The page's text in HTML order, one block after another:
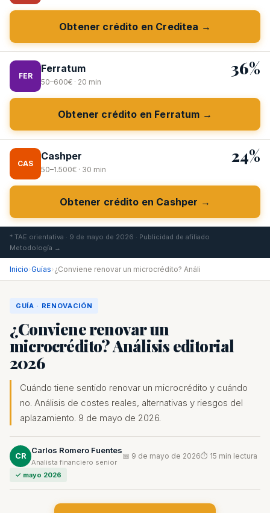
Obtener crédito en Creditea →
FER
Ferratum
50–600€ · 20 min
36%
Obtener crédito en Ferratum →
CAS
Cashper
50–1.500€ · 30 min
24%
Obtener crédito en Cashper →
* TAE orientativa · 9 de mayo de 2026 · Publicidad de afiliado
Metodología →
Inicio›Guías›¿Conviene renovar un microcrédito? Análi
GUÍA · RENOVACIÓN
¿Conviene renovar un
microcrédito? Análisis editorial
2026
Cuándo tiene sentido renovar un microcrédito y cuándo
no. Análisis de costes reales, alternativas y riesgos del
aplazamiento. 9 de mayo de 2026.
CR
Carlos Romero Fuentes
Analista financiero senior
📅 9 de mayo de 2026⏱ 15 min lectura
✓ mayo 2026